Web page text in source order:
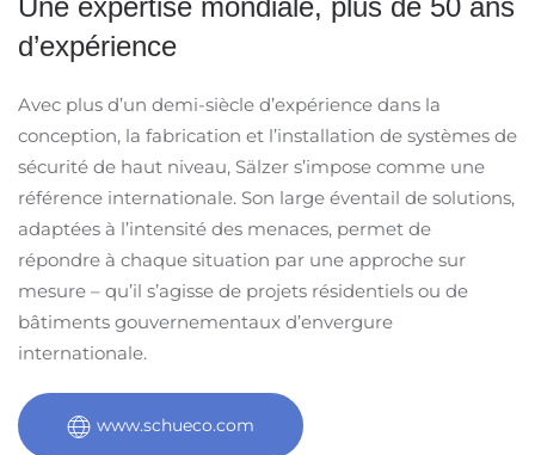
Une expertise mondiale, plus de 50 ans
d’expérience
Avec plus d’un demi-siècle d’expérience dans la
conception, la fabrication et l’installation de systèmes de
sécurité de haut niveau, Sälzer s’impose comme une
référence internationale. Son large éventail de solutions,
adaptées à l’intensité des menaces, permet de
répondre à chaque situation par une approche sur
mesure – qu’il s’agisse de projets résidentiels ou de
bâtiments gouvernementaux d’envergure
internationale.
www.schueco.com